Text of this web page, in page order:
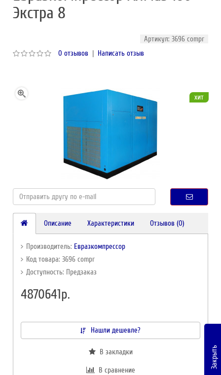
Экстра 8
Артикул: 3696 compr
0 отзывов | Написать отзыв
хит
Описание Характеристики Отзывов (0)
Производитель: Евразкомпрессор
Код товара: 3696 compr
Доступность: Предзаказ
4870641р.
Нашли дешевле?
В закладки
В сравнение
Закрыть